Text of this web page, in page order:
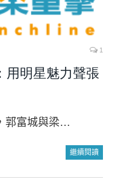
1
用明星魅力聲張
郭富城與梁…
繼續閱讀